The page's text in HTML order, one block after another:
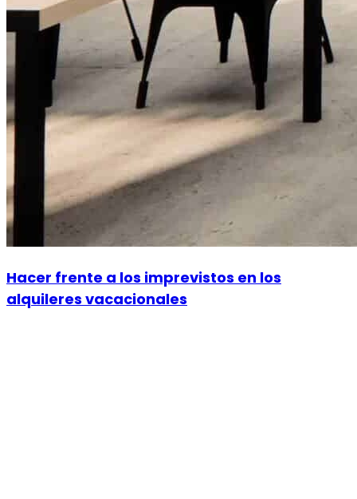
Hacer frente a los imprevistos en los
alquileres vacacionales